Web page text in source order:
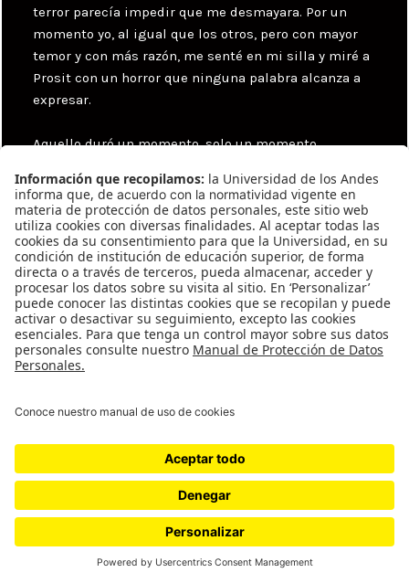
terror parecía impedir que me desmayara. Por un
momento yo, al igual que los otros, pero con mayor
temor y con más razón, me senté en mi silla y miré a
Prosit con un horror que ninguna palabra alcanza a
expresar.
Aquello duró un momento, solo un momento.
más débil, que se habían desmayado, con una rabia
justa e incontrolable nos apresuramos
frenéticamente hacia el caníbal, hacia el demente
autor de esta espantosa acción. Debió haber sido una
escena horrible para un espectador cualquiera:
aquellos hombres bien educados, bien trajeados,
refinados y semiartísticos eran impulsados por una
furia superior a la de las bestias. Prosit estaba loco,
pero en ese momento nosotros también lo
vencernos, absolutamente ninguna. De hecho, en ese
uno de nosotros, por la rabia que teníamos, habría
bastado para darle un terrible castigo al presidente.
Yo, primero que todos, le asesté un golpe al criminal.
Con una rabia tan tremenda que parecía de alguien
más, y todavía me lo parece, pues en mi memoria